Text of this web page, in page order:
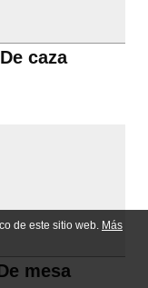
De caza
mesa
de este sitio web. Más